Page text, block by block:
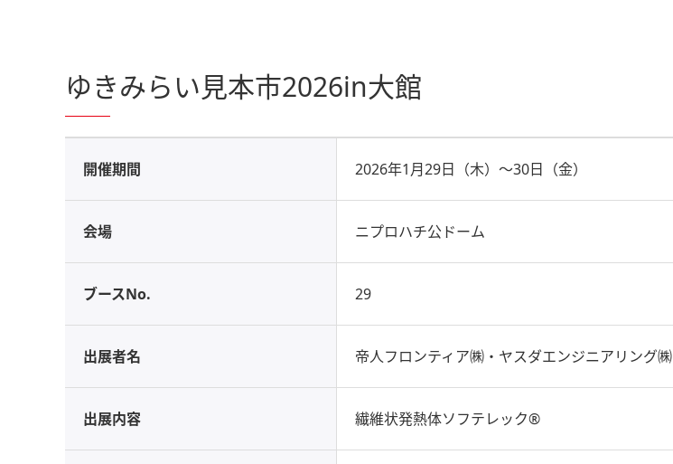
ゆきみらい見本市2026in大館
開催期間 2026年1月29日（木）～30日（金）
会場 ニプロハチ公ドーム
ブースNo. 29
出展者名 帝人フロンティア㈱・ヤスダエンジニアリング㈱
出展内容 繊維状発熱体ソフテレック®